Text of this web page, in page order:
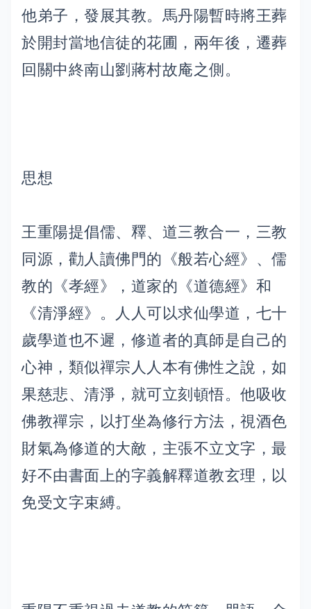
他弟子，發展其教。馬丹陽暫時將王葬
於開封當地信徒的花圃，兩年後，遷葬
回關中終南山劉蔣村故庵之側。
思想
王重陽提倡儒、釋、道三教合一，三教
同源，勸人讀佛門的《般若心經》、儒
教的《孝經》，道家的《道德經》和
《清淨經》。人人可以求仙學道，七十
歲學道也不遲，修道者的真師是自己的
心神，類似禪宗人人本有佛性之說，如
果慈悲、清淨，就可立刻頓悟。他吸收
佛教禪宗，以打坐為修行方法，視酒色
財氣為修道的大敵，主張不立文字，最
好不由書面上的字義解釋道教玄理，以
免受文字束縛。